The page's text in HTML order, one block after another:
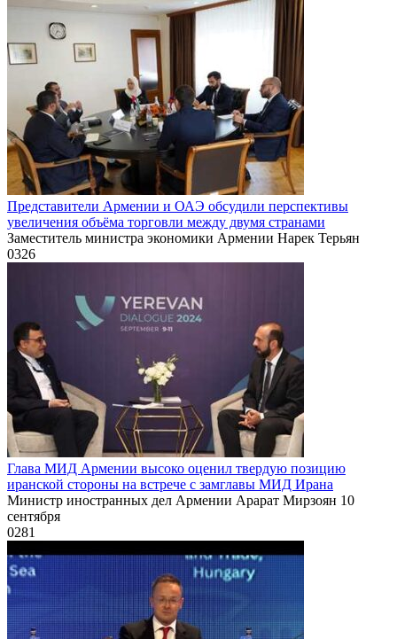
Представители Армении и ОАЭ обсудили перспективы
увеличения объёма торговли между двумя странами
Заместитель министра экономики Армении Нарек Терьян
0326
Глава МИД Армении высоко оценил твердую позицию
иранской стороны на встрече с замглавы МИД Ирана
Министр иностранных дел Армении Арарат Мирзоян 10
сентября
0281